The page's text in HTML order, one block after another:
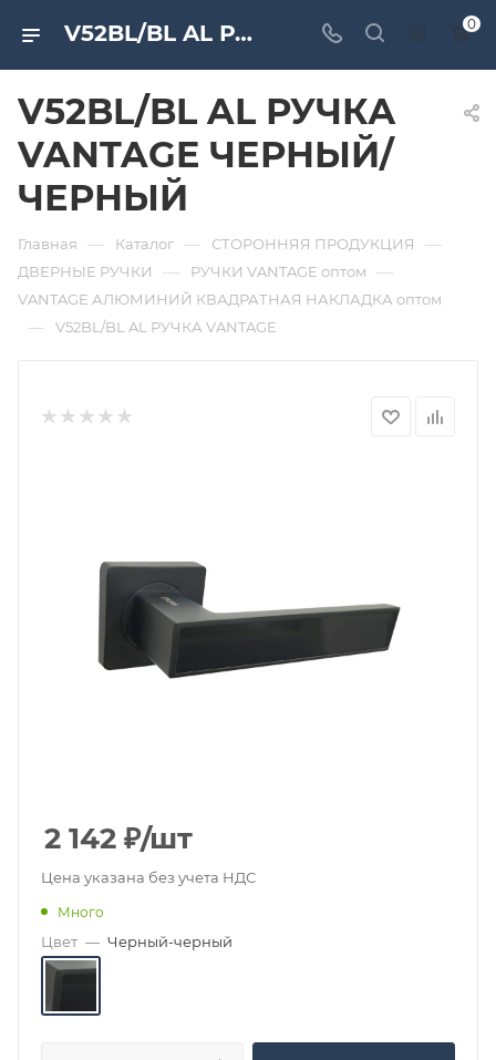
V52BL/BL AL РУЧКА VANTAGE ЧЕРНЫЙ/ЧЕРНЫЙ. Дверная и мебельная фурнитура САМИР-КИЛИТ | Оптовые поставки 0
V52BL/BL AL РУЧКА
VANTAGE ЧЕРНЫЙ/
ЧЕРНЫЙ
Главная — Каталог — СТОРОННЯЯ ПРОДУКЦИЯ —
ДВЕРНЫЕ РУЧКИ — РУЧКИ VANTAGE оптом —
VANTAGE АЛЮМИНИЙ КВАДРАТНАЯ НАКЛАДКА оптом
— V52BL/BL AL РУЧКА VANTAGE
2 142 ₽/шт
Цена указана без учета НДС
Много
Цвет — Черный-черный